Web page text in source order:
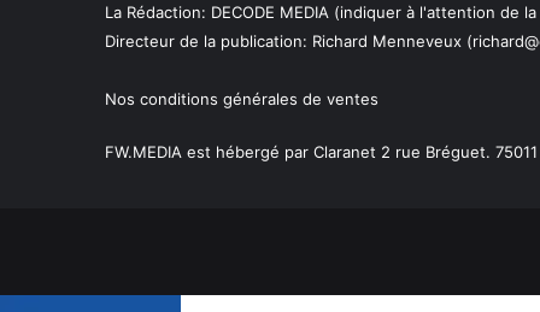
La Rédaction: DECODE MEDIA (indiquer à l'attention de
Directeur de la publication: Richard Menneveux
Nos conditions générales de ventes
FW.MEDIA est hébergé par Claranet 2 rue Bréguet.